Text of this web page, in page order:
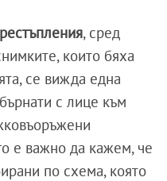
, сред
които бяха
се вижда една
с лице към
е важно да кажем, че
по схема, която